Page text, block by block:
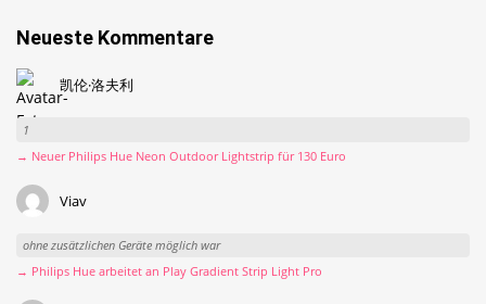
Neueste Kommentare
凯伦·洛夫利
1
→ Neuer Philips Hue Neon Outdoor Lightstrip für 130 Euro
Viav
ohne zusätzlichen Geräte möglich war
→ Philips Hue arbeitet an Play Gradient Strip Light Pro